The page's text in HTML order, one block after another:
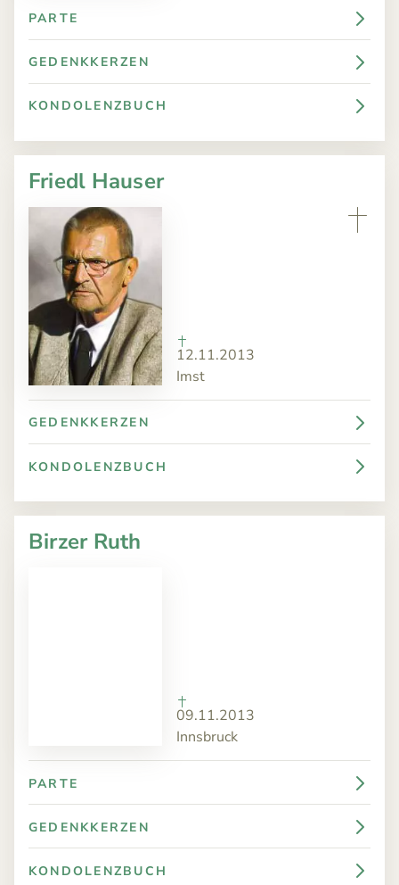
PARTE
GEDENKKERZEN
KONDOLENZBUCH
Friedl Hauser
12.11.2013
Imst
GEDENKKERZEN
KONDOLENZBUCH
Birzer Ruth
09.11.2013
Innsbruck
PARTE
GEDENKKERZEN
KONDOLENZBUCH